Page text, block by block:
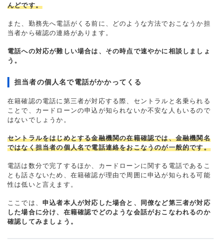
んどです。
また、勤務先へ電話がくる前に、どのような方法でおこなうか担
当者から確認の連絡があります。
電話への対応が難しい場合は、その時点で速やかに相談しましょ
う。
担当者の個人名で電話がかかってくる
在籍確認の電話に第三者が対応する際、セントラルと名乗られる
ことで、カードローンの申込が知られないか不安な人もいるので
はないでしょうか。
セントラルをはじめとする金融機関の在籍確認では、金融機関名
ではなく担当者の個人名で電話連絡をおこなうのが一般的です。
電話は数分で完了するほか、カードローンに関する電話であるこ
とも話さないため、在籍確認が理由で周囲に申込が知られる可能
性は低いと言えます。
ここでは、 申込者本人が対応した場合と、同僚など第三者が対応
した場合に分け、在籍確認でどのような会話がおこなわれるのか
確認してみましょう。